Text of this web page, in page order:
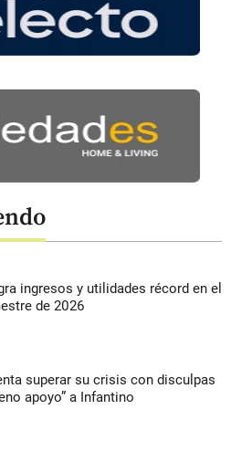
ingresos y utilidades récord en el
de 2026
superar su crisis con disculpas
apoyo” a Infantino